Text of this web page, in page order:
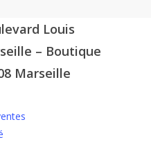
Louis
– Boutique
Marseille